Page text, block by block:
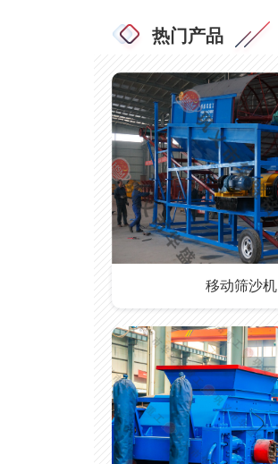
热门产品
移动筛沙机